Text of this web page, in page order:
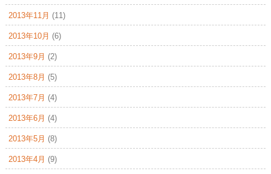
2013年11月 (11)
2013年10月 (6)
2013年9月 (2)
2013年8月 (5)
2013年7月 (4)
2013年6月 (4)
2013年5月 (8)
2013年4月 (9)